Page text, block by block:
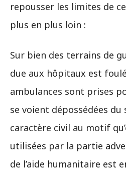
repousser les limites de
plus en plus loin :
Sur bien des terrains de
due aux hôpitaux est
ambulances sont prises
se voient dépossédées
caractère civil au motif
utilisées par la partie
de l’aide humanitaire est